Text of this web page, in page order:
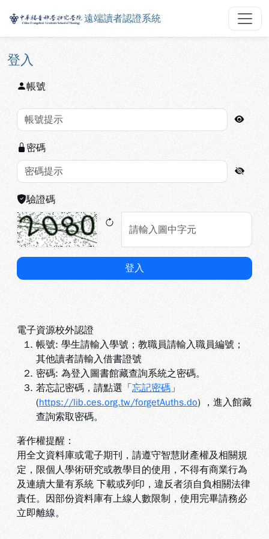
跳到主要內容
:::
中華福音神學研究學院遠端讀者
遠端讀者認證系統
:::
登入
帳號
密碼
驗證碼
登入
電子資源校外認證
帳號: 學生請輸入學號；教職員請輸入職員編號；
其他讀者請輸入借書證號
密碼: 為登入圖書館藏查詢系統之密碼。
若忘記密碼，請點選「 忘記密碼」
(https://lib.ces.org.tw/forgetAuths.do) ，進入館藏
查詢索取密碼。
著作權提醒：
用全文資料庫或電子期刊，請遵守智慧財產權及相關規
定，限個人學術研究或教學目的使用，不得有商業行為
及連續大量有系統 下載或列印，違反者須自負相關法律
責任。因部份資料庫有上線人數限制，使用完畢請務必
立即離線。